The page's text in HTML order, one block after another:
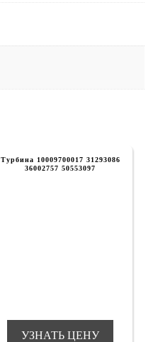
Турбина 10009700017 31293086
36002757 50553097
УЗНАТЬ ЦЕНУ